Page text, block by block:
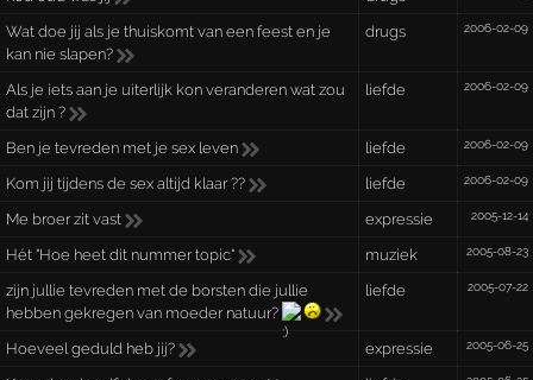
Wat doe jij als je thuiskomt van een feest en je
kan nie slapen?
drugs 2006-02-09
Als je iets aan je uiterlijk kon veranderen wat zou
dat zijn ?
liefde 2006-02-09
Ben je tevreden met je sex leven liefde 2006-02-09
Kom jij tijdens de sex altijd klaar ?? liefde 2006-02-09
Me broer zit vast expressie 2005-12-14
Hét "Hoe heet dit nummer topic" muziek 2005-08-23
zijn jullie tevreden met de borsten die jullie
hebben gekregen van moeder natuur?
liefde 2005-07-22
Hoeveel geduld heb jij? expressie 2005-06-25